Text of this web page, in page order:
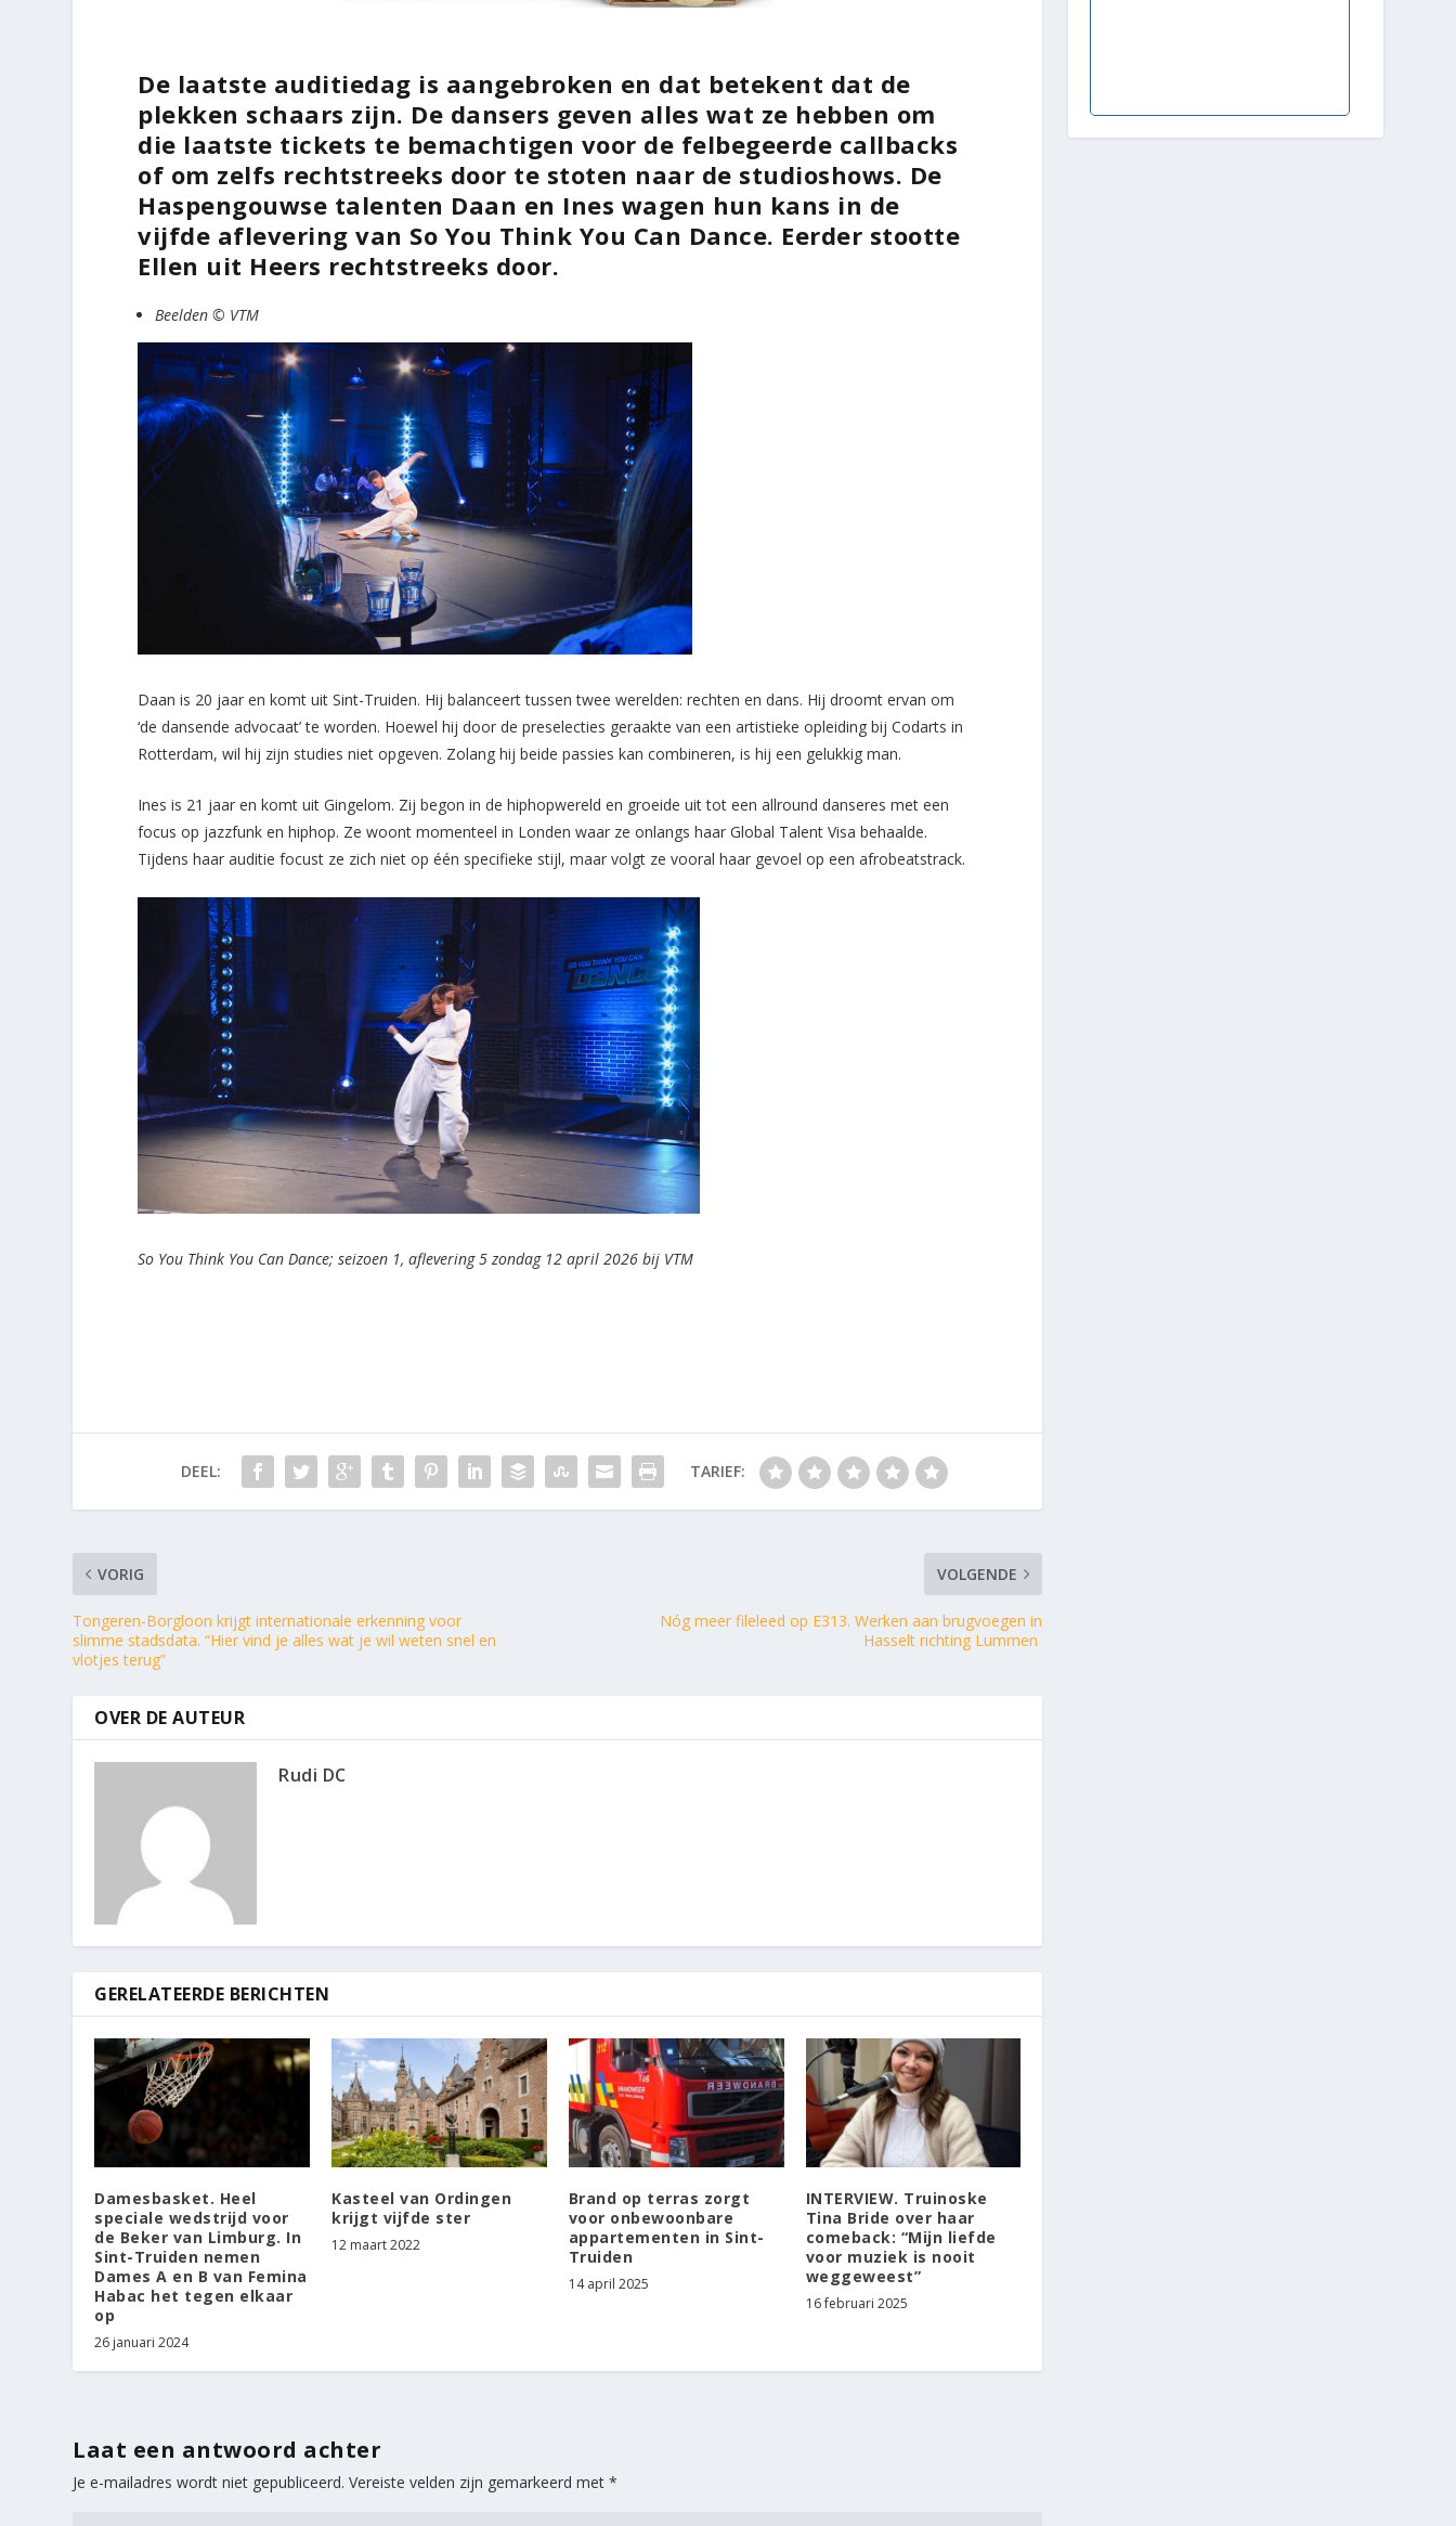
De laatste auditiedag is aangebroken en dat betekent dat de
plekken schaars zijn. De dansers geven alles wat ze hebben om
die laatste tickets te bemachtigen voor de felbegeerde callbacks
of om zelfs rechtstreeks door te stoten naar de studioshows. De
Haspengouwse talenten Daan en Ines wagen hun kans in de
vijfde aflevering van So You Think You Can Dance. Eerder stootte
Ellen uit Heers rechtstreeks door.
Beelden © VTM
Daan is 20 jaar en komt uit Sint-Truiden. Hij balanceert tussen twee werelden: rechten en dans. Hij droomt ervan om
‘de dansende advocaat’ te worden. Hoewel hij door de preselecties geraakte van een artistieke opleiding bij Codarts in
Rotterdam, wil hij zijn studies niet opgeven. Zolang hij beide passies kan combineren, is hij een gelukkig man.
Ines is 21 jaar en komt uit Gingelom. Zij begon in de hiphopwereld en groeide uit tot een allround danseres met een
focus op jazzfunk en hiphop. Ze woont momenteel in Londen waar ze onlangs haar Global Talent Visa behaalde.
Tijdens haar auditie focust ze zich niet op één specifieke stijl, maar volgt ze vooral haar gevoel op een afrobeatstrack.
So You Think You Can Dance; seizoen 1, aflevering 5 zondag 12 april 2026 bij VTM
DEEL: TARIEF:
VORIG
Tongeren-Borgloon krijgt internationale erkenning voor
slimme stadsdata. “Hier vind je alles wat je wil weten snel en
vlotjes terug”
VOLGENDE
Nóg meer fileleed op E313. Werken aan brugvoegen in
Hasselt richting Lummen
OVER DE AUTEUR
Rudi DC
GERELATEERDE BERICHTEN
Damesbasket. Heel
speciale wedstrijd voor
de Beker van Limburg. In
Sint-Truiden nemen
Dames A en B van Femina
Habac het tegen elkaar
op
26 januari 2024
Kasteel van Ordingen
krijgt vijfde ster
12 maart 2022
Brand op terras zorgt
voor onbewoonbare
appartementen in Sint-
Truiden
14 april 2025
INTERVIEW. Truinoske
Tina Bride over haar
comeback: “Mijn liefde
voor muziek is nooit
weggeweest”
16 februari 2025
Laat een antwoord achter
Je e-mailadres wordt niet gepubliceerd. Vereiste velden zijn gemarkeerd met*